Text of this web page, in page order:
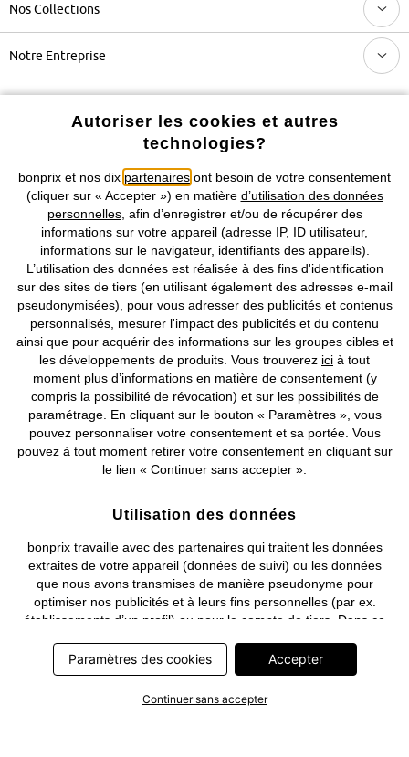
Nos Collections
Notre Entreprise
Retrouvez bonprix sur
Prix indiqués TVA comprise avec en susfrais de port & de service
CGV Données personnelles Paramètres des cookies
Mentions légales Résilier le contrat
©2026 bonprix.Tous droits réservés.
Deutsch Français
Autoriser les cookies et autres
technologies?
bonprix et nos dix partenaires ont besoin de votre consentement
(cliquer sur « Accepter ») en matière d’utilisation des données
personnelles, afin d’enregistrer et/ou de récupérer des
informations sur votre appareil (adresse IP, ID utilisateur,
informations sur le navigateur, identifiants des appareils).
L’utilisation des données est réalisée à des fins d'identification
sur des sites de tiers (en utilisant également des adresses e-mail
pseudonymisées), pour vous adresser des publicités et contenus
personnalisés, mesurer l'impact des publicités et du contenu
ainsi que pour acquérir des informations sur les groupes cibles et
les développements de produits. Vous trouverez ici à tout
moment plus d’informations en matière de consentement (y
compris la possibilité de révocation) et sur les possibilités de
paramétrage. En cliquant sur le bouton « Paramètres », vous
pouvez personnaliser votre consentement et sa portée. Vous
pouvez à tout moment retirer votre consentement en cliquant sur
le lien « Continuer sans accepter ».
Utilisation des données
bonprix travaille avec des partenaires qui traitent les données
extraites de votre appareil (données de suivi) ou les données
que nous avons transmises de manière pseudonyme pour
optimiser nos publicités et à leurs fins personnelles (par ex.
établissements d’un profil) ou pour le compte de tiers. Dans ce
transmission de vos données pseudonymisées mais également
le traitement ultérieur de ces données par ce prestataire
nécessitent un consentement. Les données de suivi seront alors
Paramètres des cookies Accepter
Continuer sans accepter